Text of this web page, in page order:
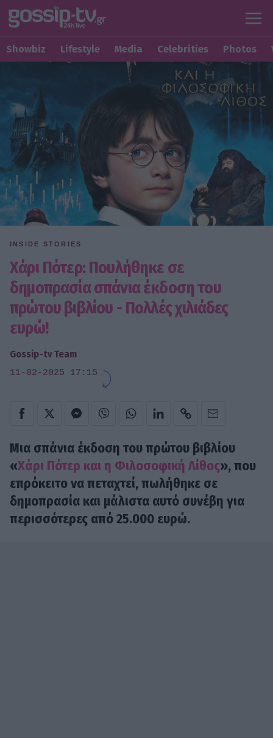
Showbiz Lifestyle Media Celebrities Photos
INSIDE STORIES
Χάρι Πότερ: Πουλήθηκε σε
δημοπρασία σπάνια έκδοση του
πρώτου βιβλίου - Πολλές χιλιάδες
ευρώ!
Gossip-tv Team
11-02-2025 17:15
Μια σπάνια έκδοση του πρώτου βιβλίου
«Χάρι Πότερ και η Φιλοσοφική Λίθος», που
επρόκειτο να πεταχτεί, πωλήθηκε σε
δημοπρασία και μάλιστα αυτό συνέβη για
περισσότερες από 25.000 ευρώ.